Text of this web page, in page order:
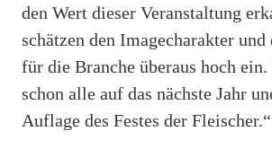
den Wert dieser Veranstaltung
schätzen den Imagecharakter und
für die Branche überaus hoch
schon alle auf das nächste Jahr
Auflage des Festes der Fleischer.“